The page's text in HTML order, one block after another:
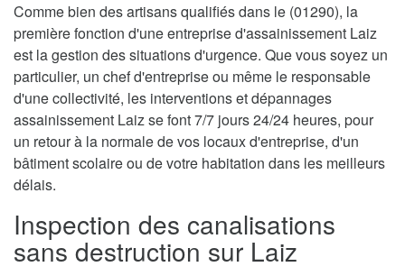
Comme bien des artisans qualifiés dans le (01290), la
première fonction d'une entreprise d'assainissement Laiz
est la gestion des situations d'urgence. Que vous soyez un
particulier, un chef d'entreprise ou même le responsable
d'une collectivité, les interventions et dépannages
assainissement Laiz se font 7/7 jours 24/24 heures, pour
un retour à la normale de vos locaux d'entreprise, d'un
bâtiment scolaire ou de votre habitation dans les meilleurs
délais.
Inspection des canalisations
sans destruction sur Laiz